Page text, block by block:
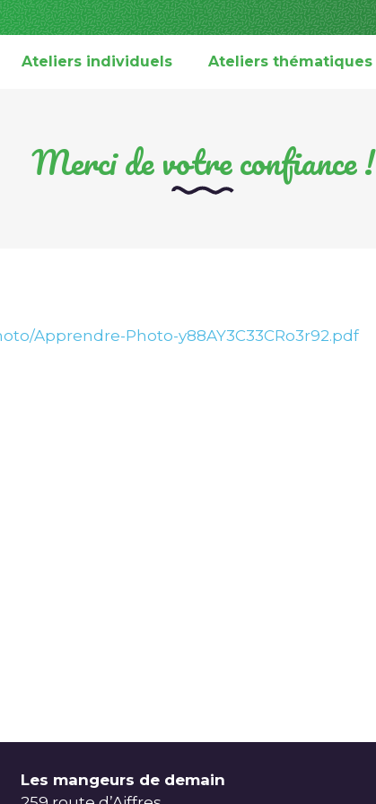
Ateliers individuels Ateliers thématiques
Merci de votre confiance !
Apprendre-Photo-y88AY3C33CRo3r92.pdf
Les mangeurs de demain